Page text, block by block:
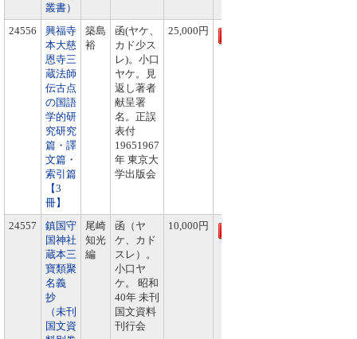
叢書）
24556
興福寺
本大慈
恩寺三
蔵法師
伝古点
の国語
学的研
究研究
篇・譯
文篇・
索引篇
【3
冊】
築島
裕
函(ヤケ、
カド少ス
レ)。小口
ヤケ。見
返し著者
献呈署
名。正誤
表付
19651967
年 東京大
学出版会
25,000円
24557
鎮国守
国神社
蔵本三
寶類聚
名義
抄
（未刊
国文資
尾崎
知光
編
函（ヤ
ケ、カド
スレ）。
小口ヤ
ケ。 昭和
40年 未刊
国文資料
刊行会
10,000円